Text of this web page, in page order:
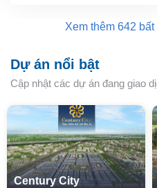
Xem thêm 642
Dự án nổi bật
Cập nhật các dự án đang giao
Century City